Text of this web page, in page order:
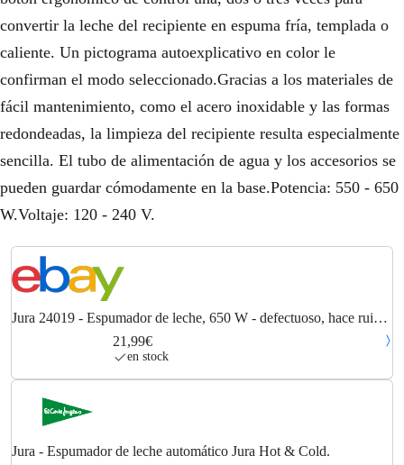
convertir la leche del recipiente en espuma fría, templada o
caliente. Un pictograma autoexplicativo en color le
confirman el modo seleccionado.Gracias a los materiales de
fácil mantenimiento, como el acero inoxidable y las formas
redondeadas, la limpieza del recipiente resulta especialmente
sencilla. El tubo de alimentación de agua y los accesorios se
pueden guardar cómodamente en la base.Potencia: 550 - 650
W.Voltaje: 120 - 240 V.
Jura 24019 - Espumador de leche, 650 W - defectuoso, hace ruido
en funcionamiento21,99€
en stock
Jura - Espumador de leche automático Jura Hot & Cold.